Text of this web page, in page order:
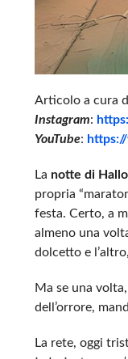
Articolo a cura
Instagram:
YouTube:
La notte di
propria
festa. Certo, a
almeno una
dolcetto e
Ma se una
dell’orrore,
La rete, oggi